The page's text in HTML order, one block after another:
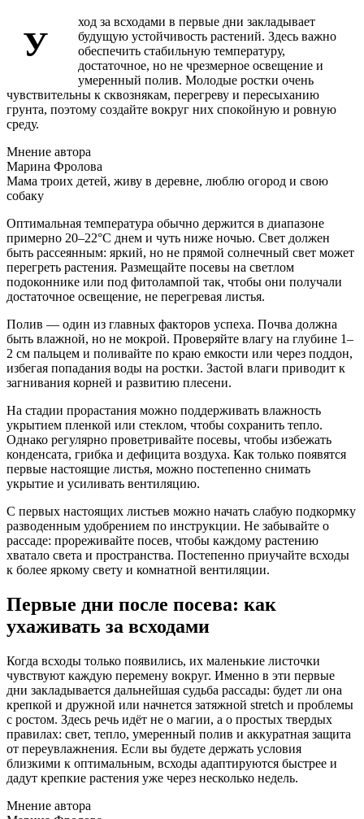
У
ход за всходами в первые дни закладывает
будущую устойчивость растений. Здесь важно
обеспечить стабильную температуру,
достаточное, но не чрезмерное освещение и
умеренный полив. Молодые ростки очень
чувствительны к сквознякам, перегреву и пересыханию
грунта, поэтому создайте вокруг них спокойную и ровную
среду.
Мнение автора
Марина Фролова
Мама троих детей, живу в деревне, люблю огород и свою
собаку
Оптимальная температура обычно держится в диапазоне
примерно 20–22°C днем и чуть ниже ночью. Свет должен
быть рассеянным: яркий, но не прямой солнечный свет может
перегреть растения. Размещайте посевы на светлом
подоконнике или под фитолампой так, чтобы они получали
достаточное освещение, не перегревая листья.
Полив — один из главных факторов успеха. Почва должна
быть влажной, но не мокрой. Проверяйте влагу на глубине 1–
2 см пальцем и поливайте по краю емкости или через поддон,
избегая попадания воды на ростки. Застой влаги приводит к
загнивания корней и развитию плесени.
На стадии прорастания можно поддерживать влажность
укрытием пленкой или стеклом, чтобы сохранить тепло.
Однако регулярно проветривайте посевы, чтобы избежать
конденсата, грибка и дефицита воздуха. Как только появятся
первые настоящие листья, можно постепенно снимать
укрытие и усиливать вентиляцию.
С первых настоящих листьев можно начать слабую подкормку
разводенным удобрением по инструкции. Не забывайте о
рассаде: прореживайте посев, чтобы каждому растению
хватало света и пространства. Постепенно приучайте всходы
к более яркому свету и комнатной вентиляции.
Первые дни после посева: как
ухаживать за всходами
Когда всходы только появились, их маленькие листочки
чувствуют каждую перемену вокруг. Именно в эти первые
дни закладывается дальнейшая судьба рассады: будет ли она
крепкой и дружной или начнется затяжной stretch и проблемы
с ростом. Здесь речь идёт не о магии, а о простых твердых
правилах: свет, тепло, умеренный полив и аккуратная защита
от переувлажнения. Если вы будете держать условия
близкими к оптимальным, всходы адаптируются быстрее и
дадут крепкие растения уже через несколько недель.
Мнение автора